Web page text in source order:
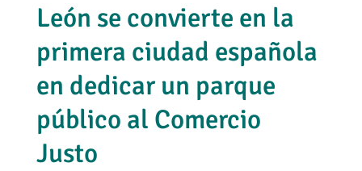
León se convierte en la
primera ciudad española
en dedicar un parque
público al Comercio
Justo